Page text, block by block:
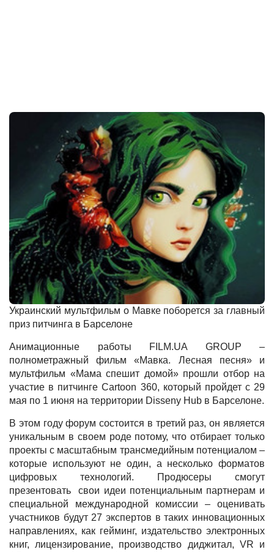
Украинский мультфильм о Мавке поборется за главный
приз питчинга в Барселоне
Анимационные работы FILM.UA GROUP –
полнометражный фильм «Мавка. Лесная песня» и
мультфильм «Мама спешит домой» прошли отбор на
участие в питчинге Cartoon 360, который пройдет с 29
мая по 1 июня на территории Disseny Hub в Барселоне.
В этом году форум состоится в третий раз, он является
уникальным в своем роде потому, что отбирает только
проекты с масштабным трансмедийным потенциалом –
которые используют не один, а несколько форматов
цифровых технологий. Продюсеры смогут
презентовать свои идеи потенциальным партнерам и
специальной международной комиссии – оценивать
участников будут 27 экспертов в таких инновационных
направлениях, как гейминг, издательство электронных
книг, лицензирование, производство диджитал, VR и